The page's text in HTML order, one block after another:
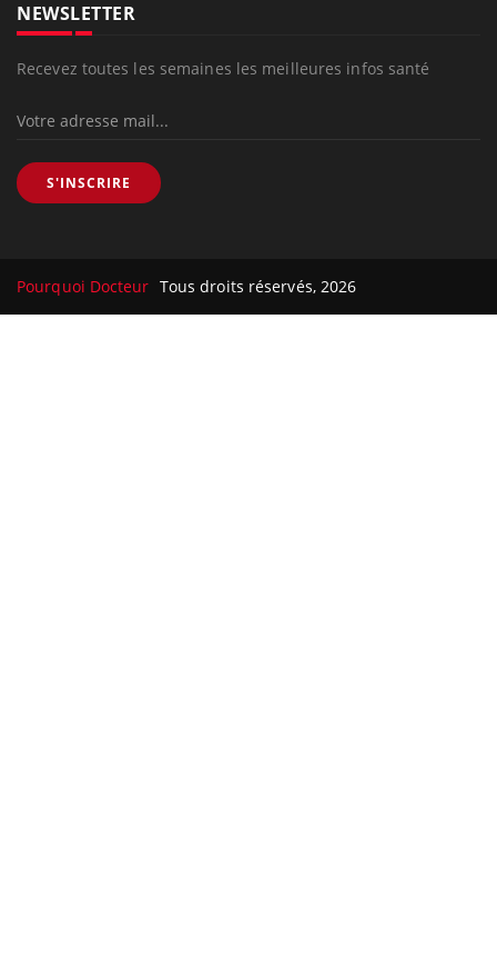
NEWSLETTER
Recevez toutes les semaines les meilleures infos santé
S'INSCRIRE
Pourquoi Docteur Tous droits réservés, 2026